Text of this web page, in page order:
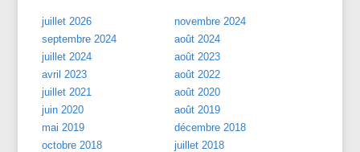
juillet 2026
novembre 2024
septembre 2024
août 2024
juillet 2024
août 2023
avril 2023
août 2022
juillet 2021
août 2020
juin 2020
août 2019
mai 2019
décembre 2018
octobre 2018
juillet 2018